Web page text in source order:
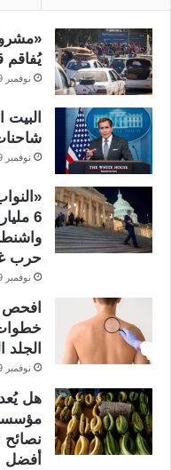
يُفاقم
نوفمبر 29, 2023
نوفمبر 29, 2023
6
حرب
نوفمبر 29, 2023
افحص
نوفمبر 29, 2023
هل يُعد
أفضل